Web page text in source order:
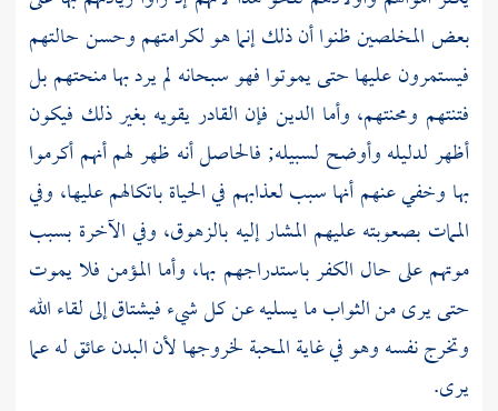
بعض المخلصين ظنوا أن ذلك إنما هو لكرامتهم وحسن حالتهم
فيستمرون عليها حتى يموتوا فهو سبحانه لم يرد بها منحتهم بل
فتنتهم ومحنتهم، وأما الدين فإن القادر يقويه بغير ذلك فيكون
أظهر لدليله وأوضح لسبيله; فالحاصل أنه ظهر لهم أنهم أكرموا
بها وخفي عنهم أنها سبب لعذابهم في الحياة باتكالهم عليها، وفي
الممات بصعوبته عليهم المشار إليه بالزهوق، وفي الآخرة بسبب
موتهم على حال الكفر باستدراجهم بها، وأما المؤمن فلا يموت
حتى يرى من الثواب ما يسليه عن كل شيء فيشتاق إلى لقاء الله
وتخرج نفسه وهو في غاية المحبة لخروجها لأن البدن عائق له عما
يرى.